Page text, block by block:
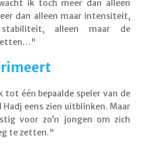
ik toch meer dan alleen
dan alleen maar intensiteit,
alleen maar de
tot één bepaalde speler van de
Hadj eens zien uitblinken. Maar
voor zo’n jongen om zich
te zetten."